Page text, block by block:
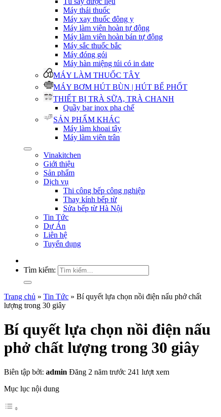
Máy thái thuốc
Máy xay thuốc đông y
Máy làm viên hoàn tự động
Máy làm viên hoàn bán tự động
Máy sắc thuốc bắc
Máy đóng gói
Máy hàn miệng túi có in date
MÁY LÀM THUỐC TÂY
MÁY BƠM HÚT BÙN | HÚT BỂ PHỐT
THIẾT BỊ TRÀ SỮA, TRÀ CHANH
Quầy bar inox pha chế
SẢN PHẨM KHÁC
Máy làm khoai tây
Máy làm viên trân
Vinakitchen
Giới thiệu
Sản phẩm
Dịch vụ
Thi công bếp công nghiệp
Thay kính bếp từ
Sửa bếp từ Hà Nội
Tin Tức
Dự Án
Liên hệ
Tuyển dụng
Tìm kiếm:
Trang chủ » Tin Tức » Bí quyết lựa chọn nồi điện nấu phở chất
lượng trong 30 giây
Bí quyết lựa chọn nồi điện nấu
phở chất lượng trong 30 giây
Biên tập bởi: admin Đăng 2 năm trước 241 lượt xem
Mục lục nội dung